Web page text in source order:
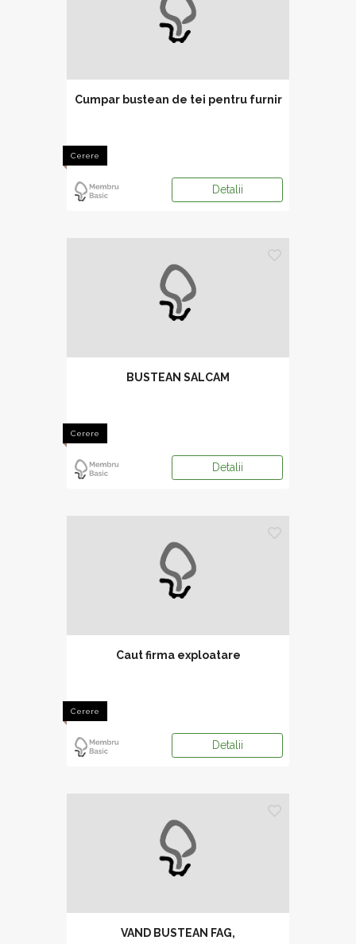
Cumpar bustean de tei pentru furnir
Cerere
Detalii
BUSTEAN SALCAM
Cerere
Detalii
Caut firma exploatare
Cerere
Detalii
VAND BUSTEAN FAG,